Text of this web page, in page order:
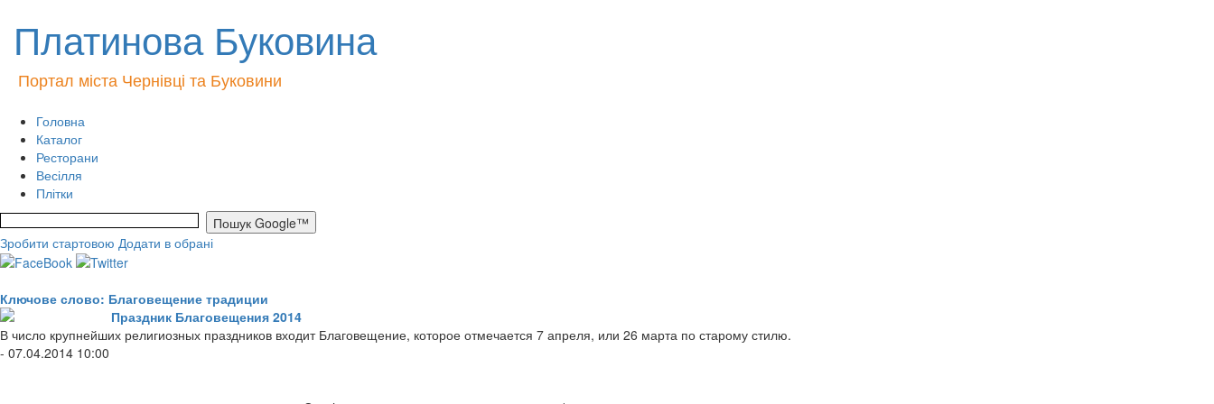
Платинова Буковина
Портал міста Чернівці та Буковини
Головна
Каталог
Ресторани
Весілля
Плітки
Зробити стартовою Додати в обрані
Ключове слово: Благовещение традиции
Праздник Благовещения 2014
В число крупнейших религиозных праздников входит Благовещение, которое отмечается 7 апреля, или 26 марта по старому стилю.
- 07.04.2014 10:00